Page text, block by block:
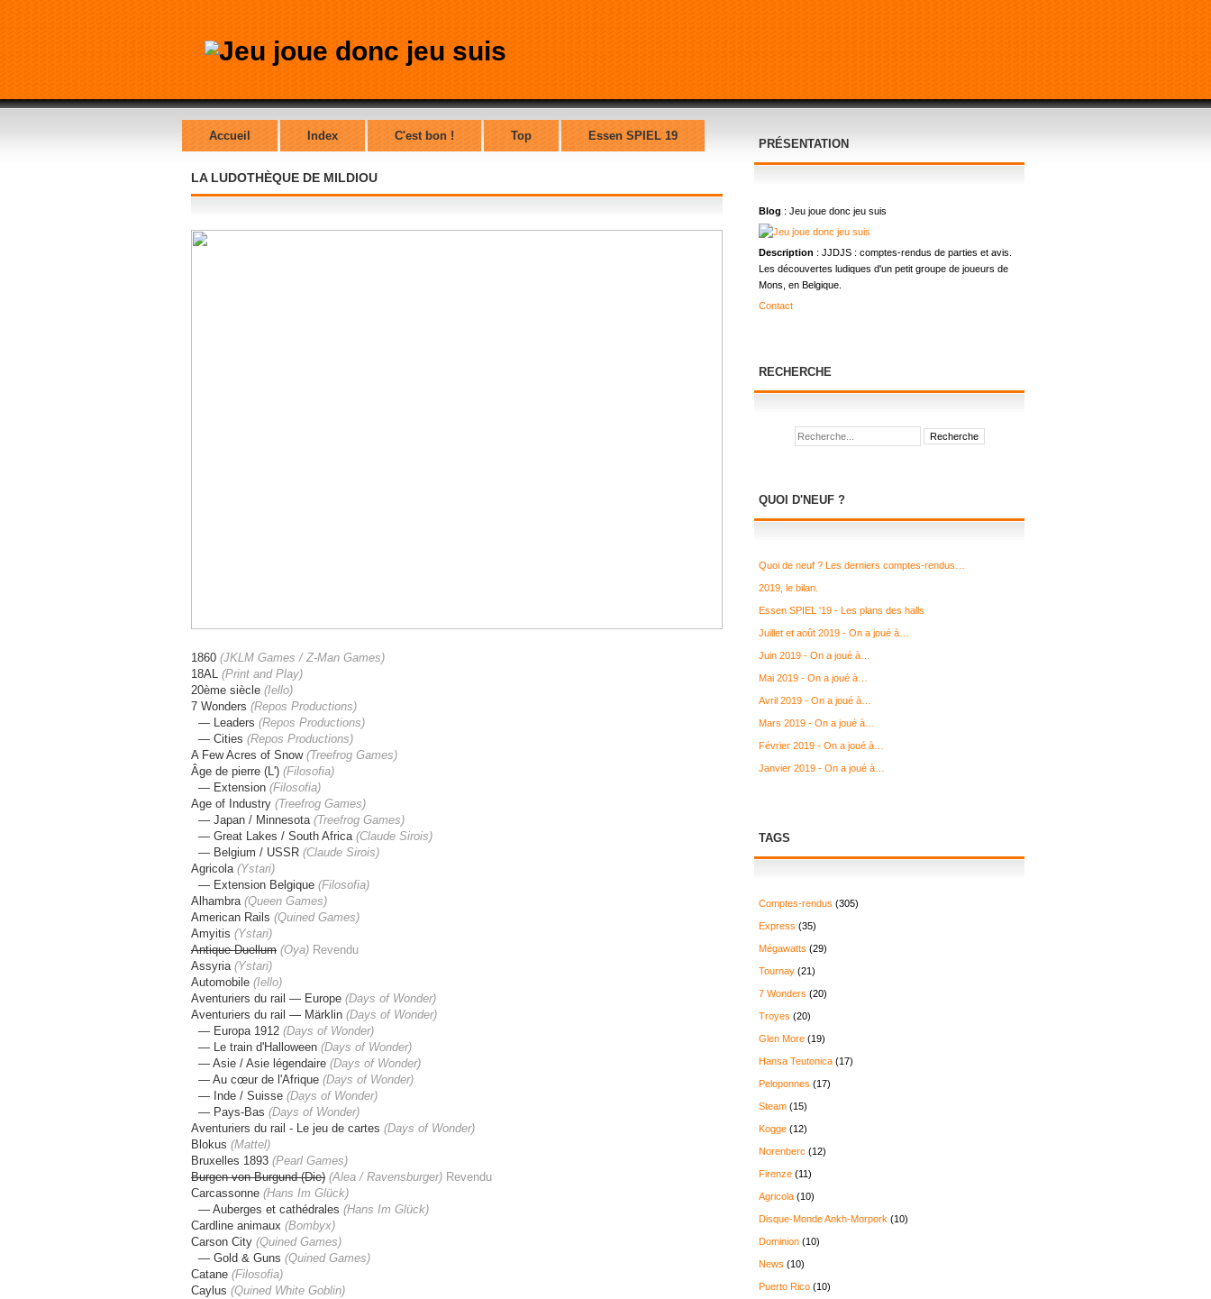
Accueil Index C'est bon ! Top Essen SPIEL 19
LA LUDOTHÈQUE DE MILDIOU
1860 (JKLM Games / Z-Man Games)
18AL (Print and Play)
20ème siècle (Iello)
7 Wonders (Repos Productions)
— Leaders (Repos Productions)
— Cities (Repos Productions)
A Few Acres of Snow (Treefrog Games)
Âge de pierre (L') (Filosofia)
— Extension (Filosofia)
Age of Industry (Treefrog Games)
— Japan / Minnesota (Treefrog Games)
— Great Lakes / South Africa (Claude Sirois)
— Belgium / USSR (Claude Sirois)
Agricola (Ystari)
— Extension Belgique (Filosofia)
Alhambra (Queen Games)
American Rails (Quined Games)
Amyitis (Ystari)
Antique Duellum (Oya) Revendu
Assyria (Ystari)
Automobile (Iello)
Aventuriers du rail — Europe (Days of Wonder)
Aventuriers du rail — Märklin (Days of Wonder)
— Europa 1912 (Days of Wonder)
— Le train d'Halloween (Days of Wonder)
— Asie / Asie légendaire (Days of Wonder)
— Au cœur de l'Afrique (Days of Wonder)
— Inde / Suisse (Days of Wonder)
— Pays-Bas (Days of Wonder)
Aventuriers du rail - Le jeu de cartes (Days of Wonder)
Blokus (Mattel)
Bruxelles 1893 (Pearl Games)
Burgen von Burgund (Die) (Alea / Ravensburger) Revendu
Carcassonne (Hans Im Glück)
— Auberges et cathédrales (Hans Im Glück)
Cardline animaux (Bombyx)
Carson City (Quined Games)
— Gold & Guns (Quined Games)
Catane (Filosofia)
Caylus (Quined White Goblin)
PRÉSENTATION
Blog : Jeu joue donc jeu suis
Description : JJDJS : comptes-rendus de parties et avis.
Les découvertes ludiques d'un petit groupe de joueurs de
Mons, en Belgique.
Contact
RECHERCHE
QUOI D'NEUF ?
Quoi de neuf ? Les derniers comptes-rendus…
2019, le bilan.
Essen SPIEL '19 - Les plans des halls
Juillet et août 2019 - On a joué à…
Juin 2019 - On a joué à…
Mai 2019 - On a joué à…
Avril 2019 - On a joué à…
Mars 2019 - On a joué à…
Février 2019 - On a joué à…
Janvier 2019 - On a joué à…
TAGS
Comptes-rendus (305)
Express (35)
Mégawatts (29)
Tournay (21)
7 Wonders (20)
Troyes (20)
Glen More (19)
Hansa Teutonica (17)
Peloponnes (17)
Steam (15)
Kogge (12)
Norenberc (12)
Firenze (11)
Agricola (10)
Disque-Monde Ankh-Morpork (10)
Dominion (10)
News (10)
Puerto Rico (10)